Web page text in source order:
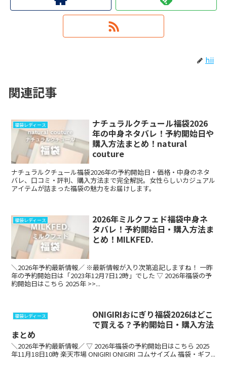
hii
関連記事
福袋レディース
ナチュラルクチュール福袋2026
年の中身ネタバレ！予約開始日や
購入方法まとめ！natural
couture
ナチュラルクチュール福袋2026年の予約開始日・価格・中身のネタ
バレ、口コミ・評判、購入方法まで完全解説。女性らしいカジュアル
アイテムが詰まった福袋の魅力をお届けします。
福袋レディース
2026年ミルクフェド福袋中身ネ
タバレ！予約開始日・購入方法ま
とめ！MILKFED.
＼2026年予約最新情報／ ※最新情報が入り次第追記しますね！ 一昨
年の予約開始日は「2023年12月7日12時」でした ▽ 2026年福袋の予
約開始日はこちら 2025年 >>...
福袋レディース
ONIGIRIおにぎり福袋2026はどこ
で買える？予約開始日・購入方法
まとめ
＼2026年予約最新情報／ ▽ 2026年福袋の予約開始日はこちら 2025
年11月18日10時 楽天市場 ONIGIRI ONIGIRI コムサイズム 福袋・ギフ...